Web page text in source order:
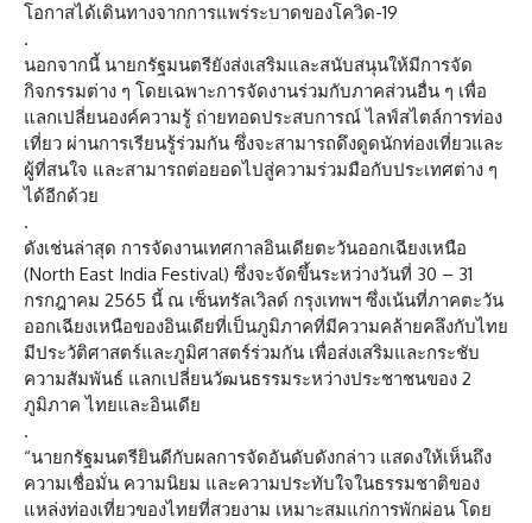
โอกาสได้เดินทางจากการแพร่ระบาดของโควิด-19
.
นอกจากนี้ นายกรัฐมนตรียังส่งเสริมและสนับสนุนให้มีการจัด
กิจกรรมต่าง ๆ โดยเฉพาะการจัดงานร่วมกับภาคส่วนอื่น ๆ เพื่อ
แลกเปลี่ยนองค์ความรู้ ถ่ายทอดประสบการณ์ ไลฟ์สไตล์การท่อง
เที่ยว ผ่านการเรียนรู้ร่วมกัน ซึ่งจะสามารถดึงดูดนักท่องเที่ยวและ
ผู้ที่สนใจ และสามารถต่อยอดไปสู่ความร่วมมือกับประเทศต่าง ๆ
ได้อีกด้วย
.
ดังเช่นล่าสุด การจัดงานเทศกาลอินเดียตะวันออกเฉียงเหนือ
(North East India Festival) ซึ่งจะจัดขึ้นระหว่างวันที่ 30 – 31
กรกฎาคม 2565 นี้ ณ เซ็นทรัลเวิลด์ กรุงเทพฯ ซึ่งเน้นที่ภาคตะวัน
ออกเฉียงเหนือของอินเดียที่เป็นภูมิภาคที่มีความคล้ายคลึงกับไทย
มีประวัติศาสตร์และภูมิศาสตร์ร่วมกัน เพื่อส่งเสริมและกระชับ
ความสัมพันธ์ แลกเปลี่ยนวัฒนธรรมระหว่างประชาชนของ 2
ภูมิภาค ไทยและอินเดีย
.
“นายกรัฐมนตรียินดีกับผลการจัดอันดับดังกล่าว แสดงให้เห็นถึง
ความเชื่อมั่น ความนิยม และความประทับใจในธรรมชาติของ
แหล่งท่องเที่ยวของไทยที่สวยงาม เหมาะสมแก่การพักผ่อน โดย